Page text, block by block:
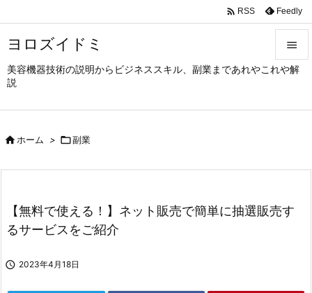
ヨロズイドミ
美容機器技術の説明からビジネススキル、副業まであれやこれや解
説




 RSS Feedly
ホーム > 副業
【無料で使える！】ネット販売で簡単に抽選販売す
るサービスをご紹介
 2023年4月18日